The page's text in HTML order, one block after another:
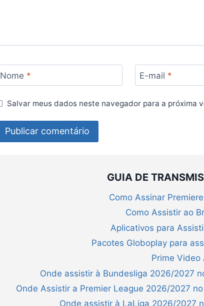
Nome * E-mail *
Salvar meus dados neste navegador para a próxima
GUIA DE
Como Assinar
Como Assistir ao
Aplicativos para
Pacotes Globoplay para
Prime Video
Onde assistir à Bundesliga 2026/2027
Onde Assistir a Premier League 2026/2027
Onde assistir à LaLiga 2026/2027